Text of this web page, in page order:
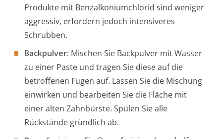
Produkte mit Benzalkoniumchlorid sind weniger
aggressiv, erfordern jedoch intensiveres
Schrubben.
Backpulver: Mischen Sie Backpulver mit Wasser
zu einer Paste und tragen Sie diese auf die
betroffenen Fugen auf. Lassen Sie die Mischung
einwirken und bearbeiten Sie die Fläche mit
einer alten Zahnbürste. Spülen Sie alle
Rückstände gründlich ab.